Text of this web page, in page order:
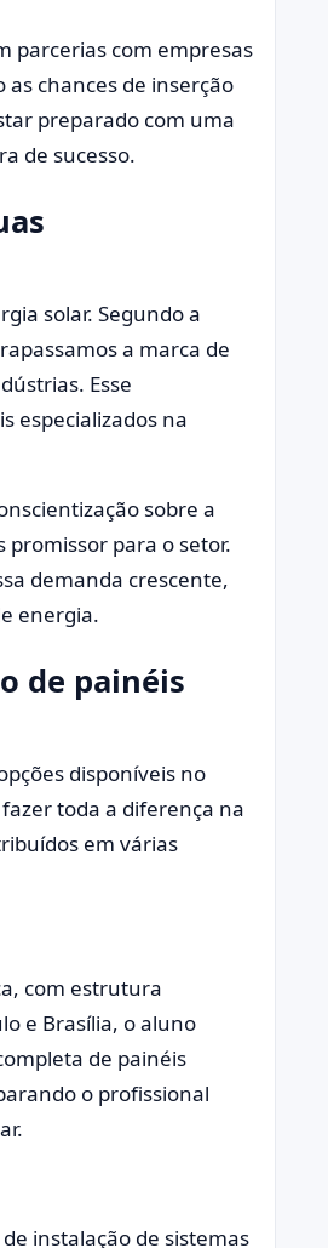
parcerias com empresas
chances de inserção
preparado com uma
de sucesso.
solar. Segundo a
a marca de
Esse
especializados na
sobre a
para o setor.
demanda crescente,
energia.
de painéis
disponíveis no
toda a diferença na
em várias
com estrutura
e Brasília, o aluno
de painéis
o profissional
instalação de sistemas